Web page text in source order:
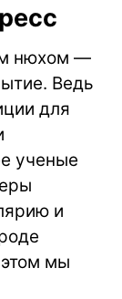
нюхом —
Ведь
для
ученые
и
мы